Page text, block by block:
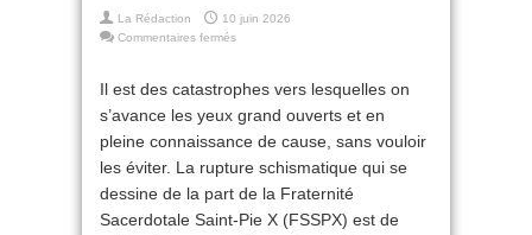
La Rédaction
10 juin 2026
Commentaires ferméssur
opérer
quand
schisme
menace ?
Il est des catastrophes vers lesquelles on
s’avance les yeux grand ouverts et en
pleine connaissance de cause, sans vouloir
les éviter. La rupture schismatique qui se
dessine de la part de la Fraternité
Sacerdotale Saint-Pie X (FSSPX) est de